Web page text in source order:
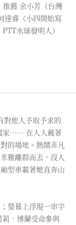
薦 余小芳（台灣
達睿（小四開始寫
水球發明人）
他人予取予求的
家…… 在人人戴著
的場地。熱鬧非凡
雅離群而去，沒人
型車載著她直奔山
螢幕上浮現一串字
．博蘭受命參與